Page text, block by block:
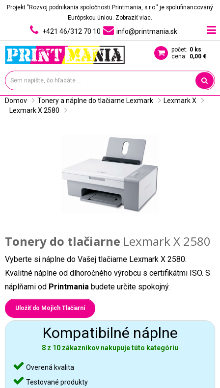
Projekt "Rozvoj podnikania spoločnosti Printmania, s.r.o." je spolufinancovaný
Európskou úniou. Zobraziť viac.
+421 46/312 70 10 info@printmania.sk
počet: 0 ks
cena: 0,00 €
Domov Tonery a náplne do tlačiarne Lexmark
Lexmark X
Lexmark X 2580
Tonery do tlačiarne Lexmark X 2580
Vyberte si náplne do Vašej tlačiarne Lexmark X 2580.
Kvalitné náplne od dlhoročného výrobcu s certifikátmi ISO. S
náplňami od Printmania budete určite spokojný.
Uložiť do Mojich Tlačiarní
Kompatibilné náplne
8 z 10 zákazníkov nakupuje túto kategóriu
Overená kvalita
Testované produkty